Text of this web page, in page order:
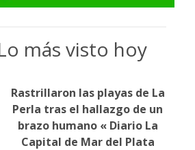
más visto hoy
Rastrillaron las playas de La
Perla tras el hallazgo de un
brazo humano « Diario La
Capital de Mar del Plata